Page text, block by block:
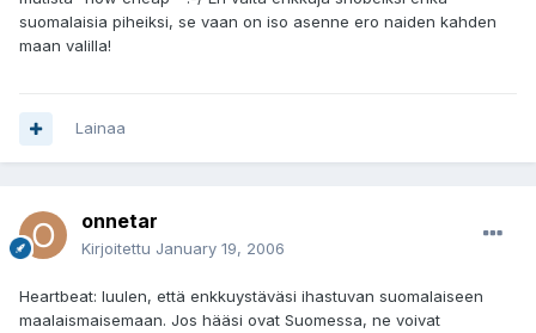
suomalaisia piheiksi, se vaan on iso asenne ero naiden kahden
maan valilla!
Lainaa
onnetar
Kirjoitettu January 19, 2006
Heartbeat: luulen, että enkkuystäväsi ihastuvan suomalaiseen
maalaismaisemaan. Jos hääsi ovat Suomessa, ne voivat